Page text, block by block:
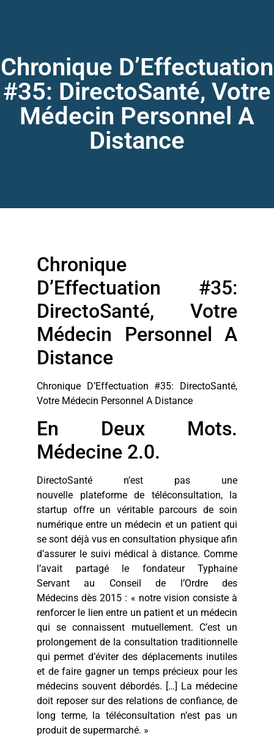
Chronique D’Effectuation
#35: DirectoSanté, Votre
Médecin Personnel A
Distance
Chronique
D’Effectuation #35:
DirectoSanté, Votre
Médecin Personnel A
Distance
Chronique D’Effectuation #35: DirectoSanté,
Votre Médecin Personnel A Distance
En Deux Mots.
Médecine 2.0.
DirectoSanté n’est pas une
nouvelle plateforme de téléconsultation, la
startup offre un véritable parcours de soin
numérique entre un médecin et un patient qui
se sont déjà vus en consultation physique afin
d’assurer le suivi médical à distance. Comme
l’avait partagé le fondateur Typhaine
Servant au Conseil de l’Ordre des
Médecins dès 2015 : « notre vision consiste à
renforcer le lien entre un patient et un médecin
qui se connaissent mutuellement. C’est un
prolongement de la consultation traditionnelle
qui permet d’éviter des déplacements inutiles
et de faire gagner un temps précieux pour les
médecins souvent débordés. […] La médecine
doit reposer sur des relations de confiance, de
long terme, la téléconsultation n’est pas un
produit de supermarché. »